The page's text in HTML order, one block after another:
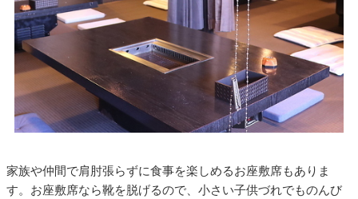
家族や仲間で肩肘張らずに食事を楽しめるお座敷席もありま
す。お座敷席なら靴を脱げるので、小さい子供づれでものんび